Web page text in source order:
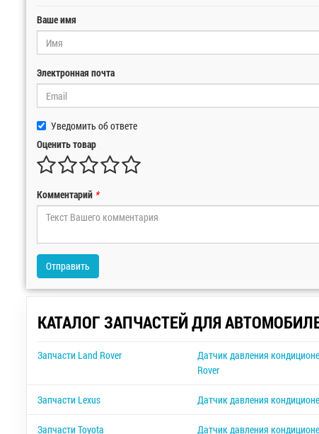
Ваше имя
Электронная почта
Уведомить об ответе
Оценить товар
Комментарий *
Отправить
КАТАЛОГ ЗАПЧАСТЕЙ ДЛЯ
Запчасти Land Rover
Датчик давления
Rover
Запчасти Lexus Датчик давления
Запчасти Toyota Датчик давления